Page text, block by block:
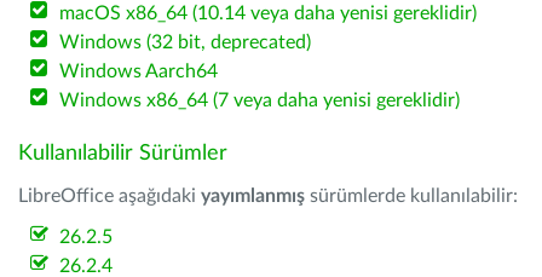
macOS x86_64 (10.14 veya daha yenisi gereklidir)
Windows (32 bit, deprecated)
Windows Aarch64
Windows x86_64 (7 veya daha yenisi gereklidir)
Kullanılabilir Sürümler
LibreOffice aşağıdaki yayımlanmış sürümlerde kullanılabilir:
26.2.5
26.2.4